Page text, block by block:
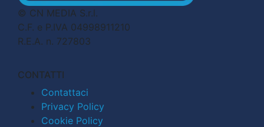
© CN MEDIA S.r.l.
C.F. e P.IVA 04998911210
R.E.A. n. 727803
CONTATTI
Contattaci
Privacy Policy
Cookie Policy